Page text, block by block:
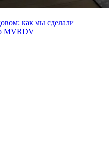
как мы сделали
MVRDV